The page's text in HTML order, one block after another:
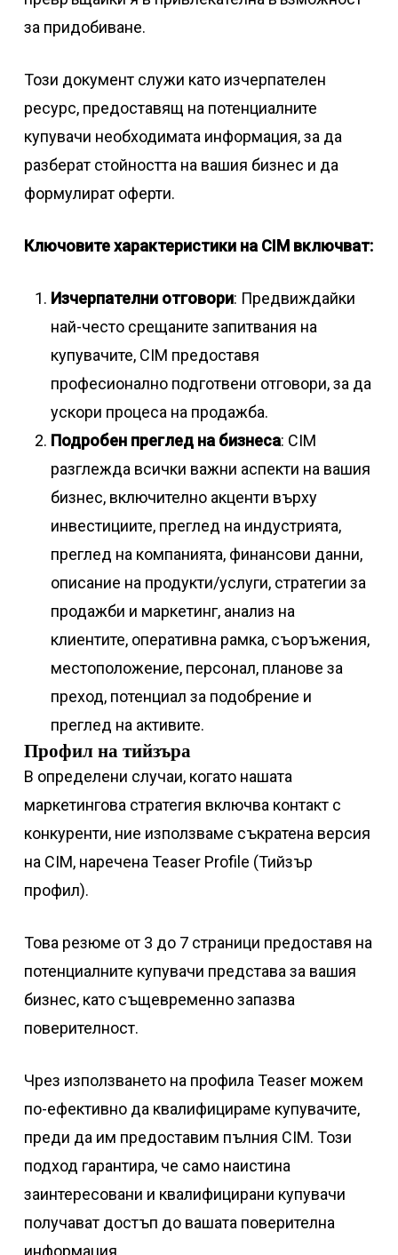
за придобиване.
Този документ служи като изчерпателен
ресурс, предоставящ на потенциалните
купувачи необходимата информация, за да
разберат стойността на вашия бизнес и да
формулират оферти.
Ключовите характеристики на CIM включват:
Изчерпателни отговори: Предвиждайки
най-често срещаните запитвания на
купувачите, CIM предоставя
професионално подготвени отговори, за да
ускори процеса на продажба.
Подробен преглед на бизнеса: CIM
разглежда всички важни аспекти на вашия
бизнес, включително акценти върху
инвестициите, преглед на индустрията,
преглед на компанията, финансови данни,
описание на продукти/услуги, стратегии за
продажби и маркетинг, анализ на
клиентите, оперативна рамка, съоръжения,
местоположение, персонал, планове за
преход, потенциал за подобрение и
преглед на активите.
Профил на тийзъра
В определени случаи, когато нашата
маркетингова стратегия включва контакт с
конкуренти, ние използваме съкратена версия
на CIM, наречена Teaser Profile (Тийзър
профил).
Това резюме от 3 до 7 страници предоставя на
потенциалните купувачи представа за вашия
бизнес, като същевременно запазва
поверителност.
Чрез използването на профила Teaser можем
по-ефективно да квалифицираме купувачите,
преди да им предоставим пълния CIM. Този
подход гарантира, че само наистина
заинтересовани и квалифицирани купувачи
получават достъп до вашата поверителна
информация.